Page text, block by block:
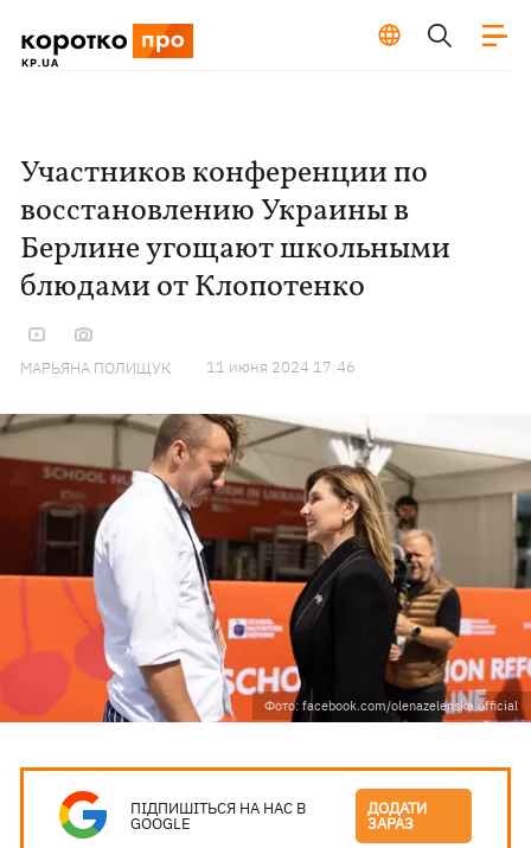
Участников конференции по
восстановлению Украины в
Берлине угощают школьными
блюдами от Клопотенко
МАРЬЯНА ПОЛИЩУК 11 июня 2024 17:46
Фото: facebook.com/olenazelenska.official
ПІДПИШІТЬСЯ НА НАС В
GOOGLE
ДОДАТИ
ЗАРАЗ